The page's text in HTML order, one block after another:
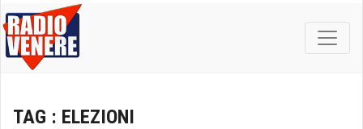
TAG : ELEZIONI